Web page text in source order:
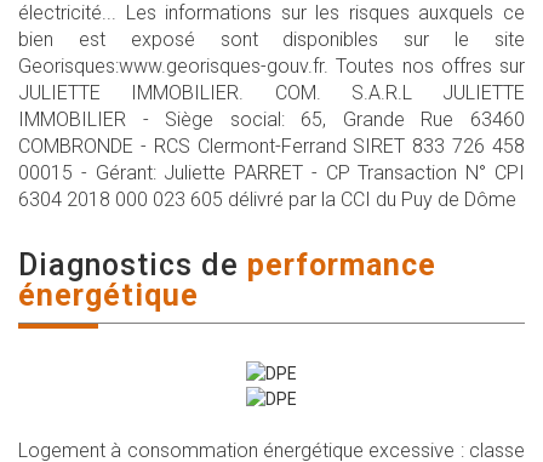
électricité... Les informations sur les risques auxquels ce
bien est exposé sont disponibles sur le site
Georisques:www.georisques-gouv.fr. Toutes nos offres sur
JULIETTE IMMOBILIER. COM. S.A.R.L JULIETTE
IMMOBILIER - Siège social: 65, Grande Rue 63460
COMBRONDE - RCS Clermont-Ferrand SIRET 833 726 458
00015 - Gérant: Juliette PARRET - CP Transaction N° CPI
6304 2018 000 023 605 délivré par la CCI du Puy de Dôme
diagnostics de performance
énergétique
Logement à consommation énergétique excessive : classe